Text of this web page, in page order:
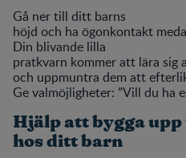
Gå ner till ditt barns
höjd och ha ögonkontakt
Din blivande lilla
pratkvarn kommer att lära sig
och uppmuntra dem att
Ge valmöjligheter: ”Vill du ha
Hjälp att bygga
hos ditt barn